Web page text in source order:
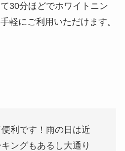
30分ほどでホワイトニン
軽にご利用いただけます。
便利です！雨の日は近
ングもあるし大通り